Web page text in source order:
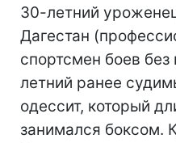
30-летний
Дагестан
спортсмен боев
летний ранее
одессит, который
занимался боксом.